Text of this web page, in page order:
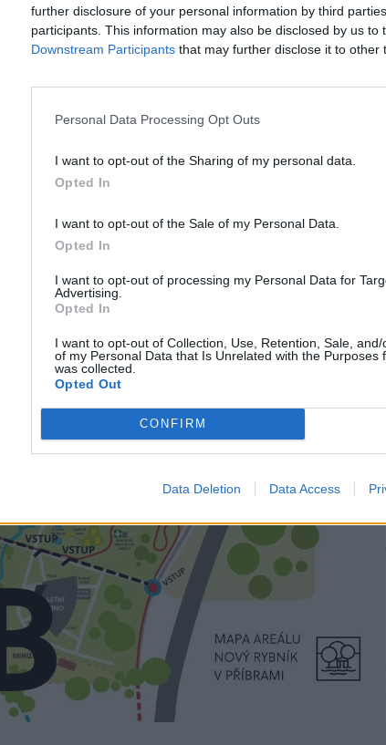
further disclosure of your personal information by third
participants. This information may also be disclosed by us to
Downstream Participants that may further disclose it to other
Personal Data Processing Opt Outs
I want to opt-out of the Sharing of my personal data.
Opted In
I want to opt-out of the Sale of my Personal Data.
Opted In
I want to opt-out of processing my Personal Data for
Advertising.
Opted In
I want to opt-out of Collection, Use, Retention, Sale, and/
of my Personal Data that Is Unrelated with the Purposes
was collected.
Opted Out
CONFIRM
Data Deletion Data Access
zimní večeryS bohatou nabídkou aktivit a světelných
jedinečný zážitek pro všechny věkové skupiny.